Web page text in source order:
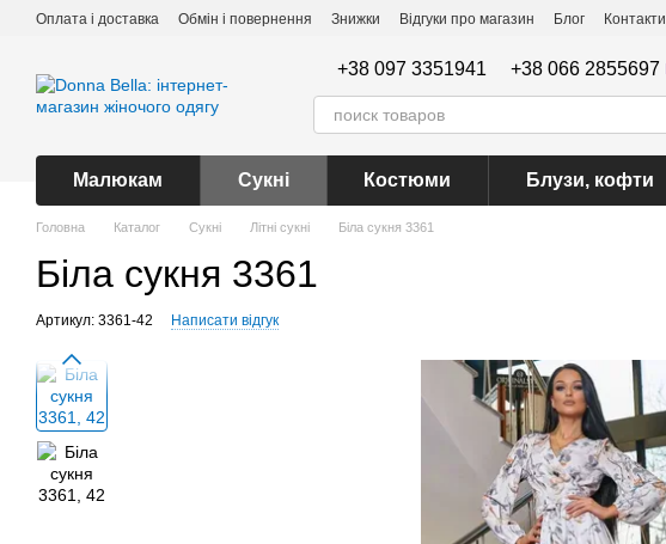
Перейти до основного контенту
Оплата і доставка Обмін і повернення Знижки Відгуки про магазин Блог Контакти
+38 097 3351941 +38 066 2855697
Малюкам Сукні Костюми Блузи, кофти
Головна Каталог Сукні Літні сукні Біла сукня 3361
Біла сукня 3361
Артикул: 3361-42 Написати відгук